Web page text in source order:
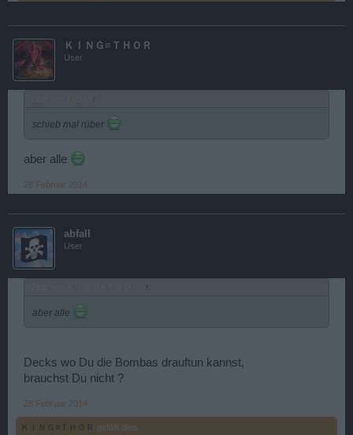
ＫＩＮＧ≡ＴＨＯＲ
User
↑
schieb mal rüber
aber alle
28 Februar 2014
abfall
User
↑
aber alle
Decks wo Du die Bombas drauftun kannst,
brauchst Du nicht ?
28 Februar 2014
ＫＩＮＧ≡ＴＨＯＲ gefällt dies.